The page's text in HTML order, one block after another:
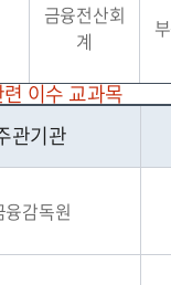
금융전산회
계
이수 교과목
관기관
융감독원